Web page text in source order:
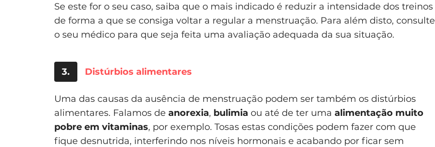
Se este for o seu caso, saiba que o mais indicado é reduzir a intensidade dos treinos
de forma a que se consiga voltar a regular a menstruação. Para além disto, consulte
o seu médico para que seja feita uma avaliação adequada da sua situação.
3. Distúrbios alimentares
Uma das causas da ausência de menstruação podem ser também os distúrbios
alimentares. Falamos de anorexia, bulimia ou até de ter uma alimentação muito
pobre em vitaminas, por exemplo. Tosas estas condições podem fazer com que
fique desnutrida, interferindo nos níveis hormonais e acabando por ficar sem